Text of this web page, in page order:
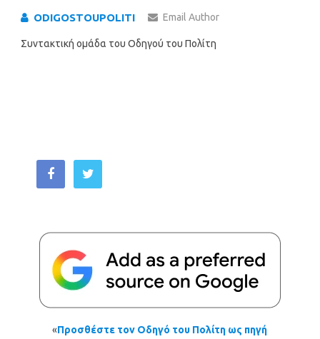
ODIGOSTOUPOLITI Email Author
Συντακτική ομάδα του Οδηγού του Πολίτη
«Προσθέστε τον Οδηγό του Πολίτη ως πηγή